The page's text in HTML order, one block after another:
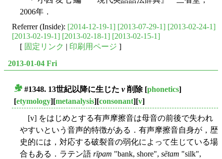
2006年．
Referrer (Inside): [2014-12-19-1] [2013-07-29-1] [2013-02-24-1]
[2013-02-19-1] [2013-02-18-1] [2013-02-15-1]
[ 固定リンク | 印刷用ページ ]
2013-01-04 Fri
#1348. 13世紀以降に生じた v削除[phonetics]
[etymology][metanalysis][consonant][v]
[v] をはじめとする有声摩擦音は母音の前後で失われ
やすいという音声的特徴がある．有声摩擦音自身が，歴
史的には，対応する破裂音の弱化によって生じている場
合もある．ラテン語 rīpam "bank, shore", sētam "silk",